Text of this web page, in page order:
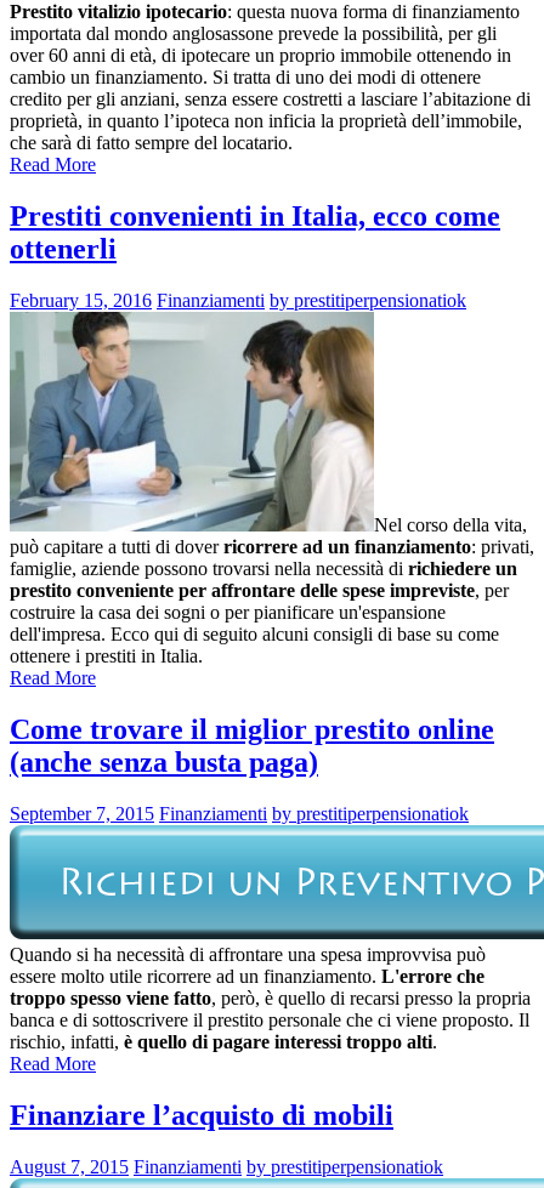
Prestito vitalizio ipotecario: questa nuova forma di finanziamento
importata dal mondo anglosassone prevede la possibilità, per gli
over 60 anni di età, di ipotecare un proprio immobile ottenendo in
cambio un finanziamento. Si tratta di uno dei modi di ottenere
credito per gli anziani, senza essere costretti a lasciare l’abitazione di
proprietà, in quanto l’ipoteca non inficia la proprietà dell’immobile,
che sarà di fatto sempre del locatario.
Read More
Prestiti convenienti in Italia, ecco come
ottenerli
February 15, 2016 Finanziamenti by prestitiperpensionatiok
Nel corso della vita,
può capitare a tutti di doverricorrere ad un finanziamento: privati,
famiglie, aziende possono trovarsi nella necessità di richiedere un
prestito conveniente per affrontare delle spese impreviste, per
costruire la casa dei sogni o per pianificare un'espansione
dell'impresa. Ecco qui di seguito alcuni consigli di base su come
ottenere i prestiti in Italia.
Read More
Come trovare il miglior prestito online
(anche senza busta paga)
September 7, 2015 Finanziamenti by prestitiperpensionatiok
Quando si ha necessità di affrontare una spesa improvvisa può
essere molto utile ricorrere ad un finanziamento. L'errore che
troppo spesso viene fatto, però, è quello di recarsi presso la propria
banca e di sottoscrivere il prestito personale che ci viene proposto. Il
rischio, infatti, è quello di pagare interessi troppo alti.
Read More
Finanziare l’acquisto di mobili
August 7, 2015 Finanziamenti by prestitiperpensionatiok